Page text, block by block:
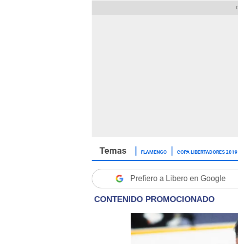
FLAMENGO COPA LIBERTADORES 2019
Prefiero a Libero en Google